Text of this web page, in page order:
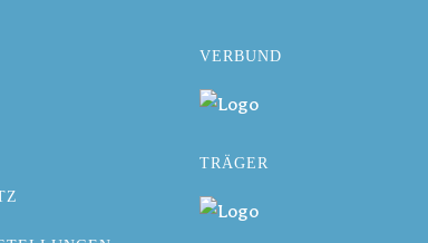
VERBUND
TRÄGER